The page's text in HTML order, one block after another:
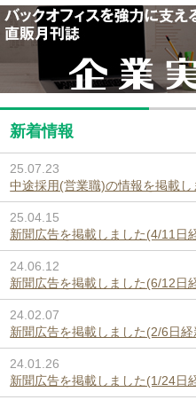
新着情報
25.07.23
中途採用(営業職)の情報を掲載し
25.04.15
新聞広告を掲載しました(4/11日
24.06.12
新聞広告を掲載しました(6/12日
24.02.07
新聞広告を掲載しました(2/6日経
24.01.26
新聞広告を掲載しました(1/24日